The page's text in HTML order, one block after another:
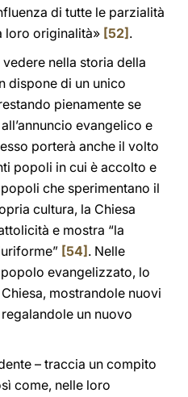
di tutte le parzialità
loro originalità» [52] .
nella storia della
dispone di un unico
pienamente se
evangelico e
porterà anche il volto
popoli in cui è accolto e
che sperimentano il
cultura, la Chiesa
e mostra “la
[54] . Nelle
evangelizzato, lo
mostrandole nuovi
un nuovo
– traccia un compito
come, nelle loro